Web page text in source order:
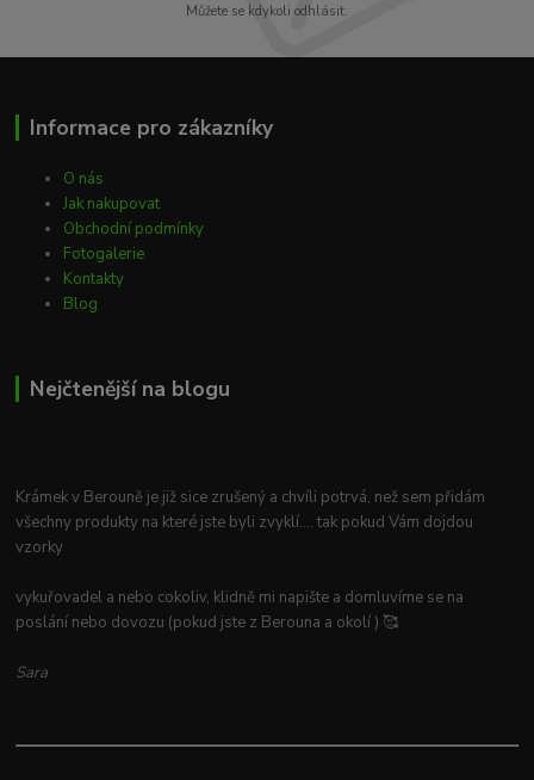
Můžete se kdykoli odhlásit.
Informace pro zákazníky
O nás
Jak nakupovat
Obchodní podmínky
Fotogalerie
Kontakty
Blog
Nejčtenější na blogu
Krámek v Berouně je již sice zrušený a chvíli potrvá, než sem přidám
všechny produkty na které jste byli zvyklí.... tak pokud Vám dojdou
vzorky
vykuřovadel a nebo cokoliv, klidně mi napište a domluvíme se na
poslání nebo dovozu (pokud jste z Berouna a okolí ) 🥰
Sara